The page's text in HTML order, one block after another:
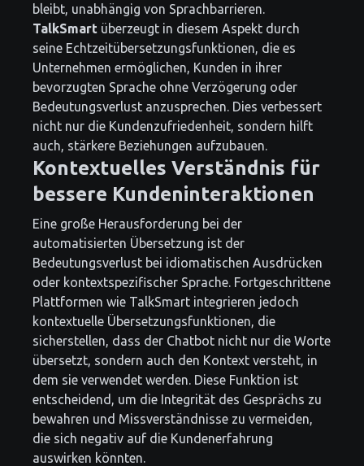
bleibt, unabhängig von Sprachbarrieren.
TalkSmart überzeugt in diesem Aspekt durch
seine Echtzeitübersetzungsfunktionen, die es
Unternehmen ermöglichen, Kunden in ihrer
bevorzugten Sprache ohne Verzögerung oder
Bedeutungsverlust anzusprechen. Dies verbessert
nicht nur die Kundenzufriedenheit, sondern hilft
auch, stärkere Beziehungen aufzubauen.
Kontextuelles Verständnis für
bessere Kundeninteraktionen
Eine große Herausforderung bei der
automatisierten Übersetzung ist der
Bedeutungsverlust bei idiomatischen Ausdrücken
oder kontextspezifischer Sprache. Fortgeschrittene
Plattformen wie TalkSmart integrieren jedoch
kontextuelle Übersetzungsfunktionen, die
sicherstellen, dass der Chatbot nicht nur die Worte
übersetzt, sondern auch den Kontext versteht, in
dem sie verwendet werden. Diese Funktion ist
entscheidend, um die Integrität des Gesprächs zu
bewahren und Missverständnisse zu vermeiden,
die sich negativ auf die Kundenerfahrung
auswirken könnten.